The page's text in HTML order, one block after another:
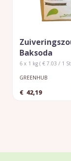
Baksoda
6 x 1 kg ( € 7.03 / 1
GREENHUB
€ 42,19